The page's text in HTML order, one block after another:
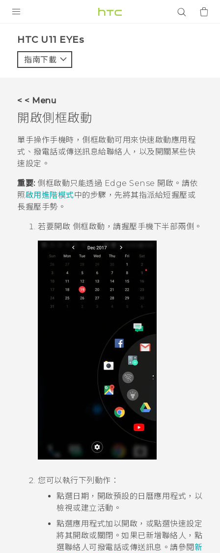
VIVE
應用程式
登入
HTC U11 EYEs‎
指南下載
< < Menu
開啟側框啟動
單手操作手機時， 側框啟動可用來快速啟動應用程
式、撥電話或傳送訊息給聯絡人，以及開關某些快
速設定。
重要: 側框啟動只能透過 Edge Sense 開啟。請依
照啟用進階模式中的步驟，先將其指派給短握壓或
長握壓手勢。
若要開啟 側框啟動 ，請握壓手機下半部兩側。
您可以執行下列動作：
點選日期，開啟預設的日曆應用程式，以
檢視或建立活動。
點選應用程式加以開啟，或點選快速設定
將其開啟或關閉。如果已新增聯絡人，點
選聯絡人可撥電話或傳送訊息。請參閱新